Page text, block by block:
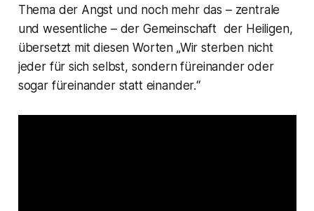
Thema der Angst und noch mehr das – zentrale
und wesentliche – der Gemeinschaft der Heiligen,
übersetzt mit diesen Worten „Wir sterben nicht
jeder für sich selbst, sondern füreinander oder
sogar füreinander statt einander.“